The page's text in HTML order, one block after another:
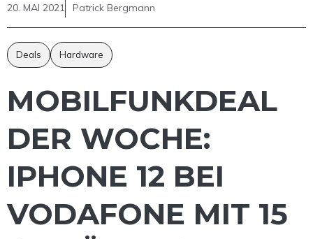
20. MAI 2021 Patrick Bergmann
Deals Hardware
MOBILFUNKDEAL
DER WOCHE:
IPHONE 12 BEI
VODAFONE MIT 15